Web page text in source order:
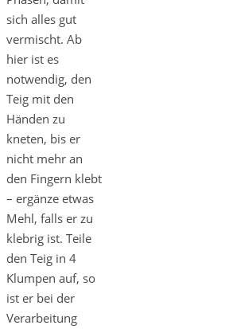
sich alles gut
vermischt. Ab
hier ist es
notwendig, den
Teig mit den
Händen zu
kneten, bis er
nicht mehr an
den Fingern klebt
– ergänze etwas
Mehl, falls er zu
klebrig ist. Teile
den Teig in 4
Klumpen auf, so
ist er bei der
Verarbeitung